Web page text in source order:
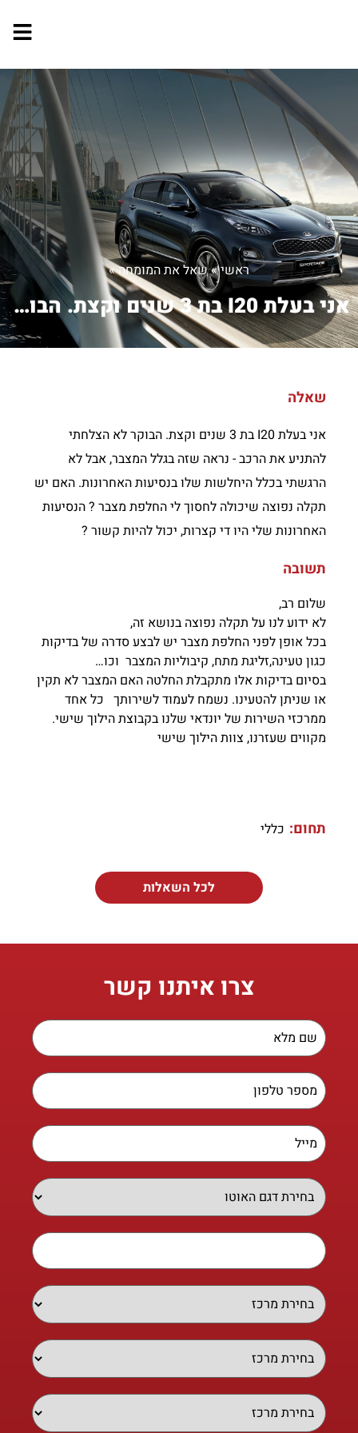
ראשי»שאל את המומחה»
אני בעלת I20 בת 3 שנים וקצת. הבוקר לא...
שאלה
אני בעלת I20 בת 3 שנים וקצת. הבוקר לא הצלחתי
להתניע את הרכב - נראה שזה בגלל המצבר, אבל לא
הרגשתי בכלל היחלשות שלו בנסיעות האחרונות. האם יש
תקלה נפוצה שיכולה לחסוך לי החלפת מצבר ? הנסיעות
האחרונות שלי היו די קצרות, יכול להיות קשור ?
תשובה
שלום רב,
לא ידוע לנו על תקלה נפוצה בנושא זה,
בכל אופן לפני החלפת מצבר יש לבצע סדרה של בדיקות
כגון טעינה,זליגת מתח, קיבוליות המצבר וכו…
בסיום בדיקות אלו מתקבלת החלטה האם המצבר לא תקין
או שניתן להטעינו. נשמח לעמוד לשירותך כל אחד
ממרכזי השירות של יונדאי שלנו בקבוצת הילוך שישי.
מקווים שעזרנו, צוות הילוך שישי
תחום: כללי
לכל השאלות
צרו איתנו קשר